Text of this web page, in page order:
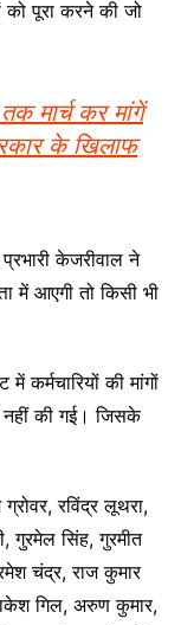
को पूरा करने की जो
मार्च कर मांगें
के खिलाफ
केजरीवाल ने
में आएगी तो किसी भी
की मांगों
नहीं की गई। जिसके
रविंद्र लूथरा,
गुरमेल सिंह, गुरमीत
चंद्र, राज कुमार
गिल, अरुण कुमार,